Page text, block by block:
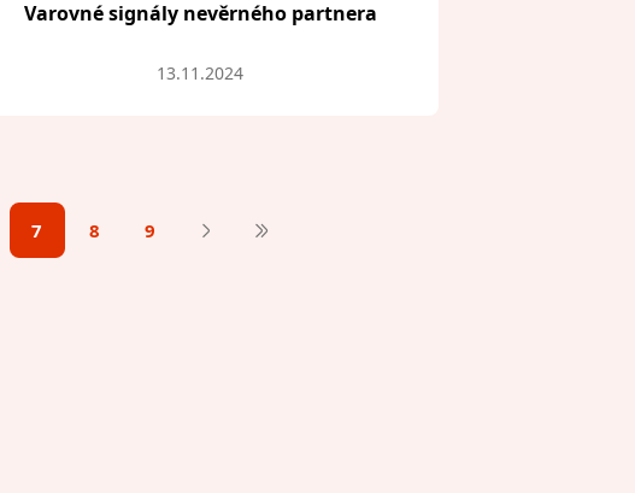
Varovné signály nevěrného partnera
13.11.2024
7 8 9